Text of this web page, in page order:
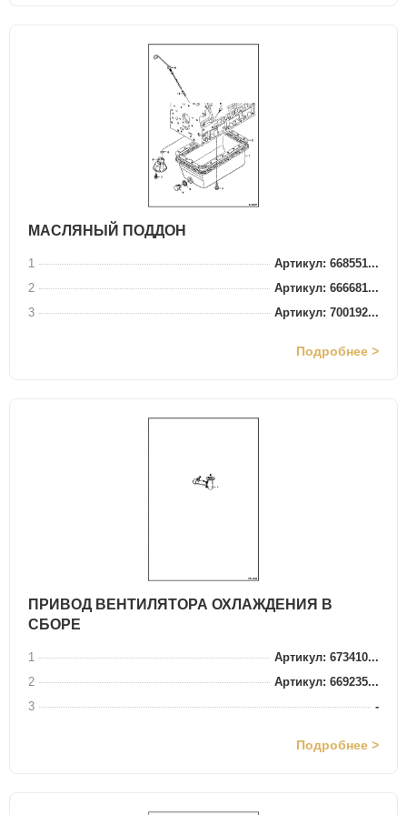
МАСЛЯНЫЙ ПОДДОН
1
Артикул: 668551...
2
Артикул: 666681...
3
Артикул: 700192...
Подробнее >
ПРИВОД ВЕНТИЛЯТОРА ОХЛАЖДЕНИЯ В
СБОРЕ
1
Артикул: 673410...
2
Артикул: 669235...
3
-
Подробнее >